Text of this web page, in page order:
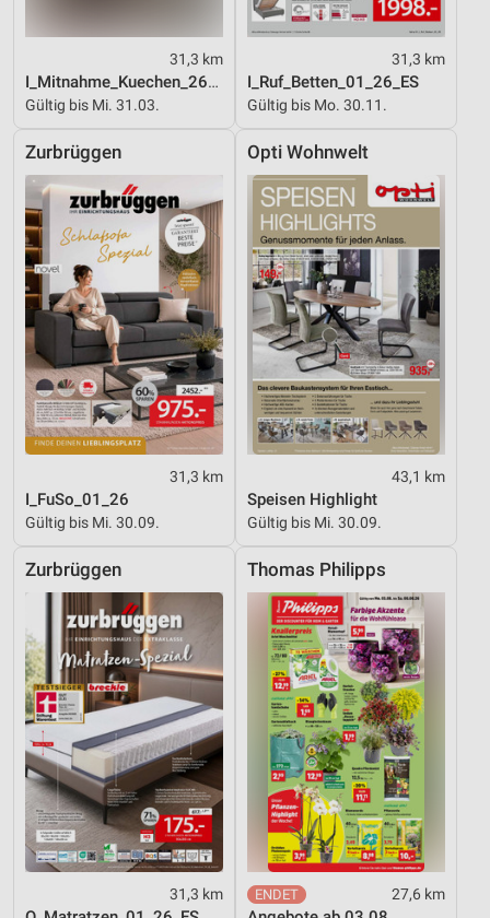
31,3 km
I_Mitnahme_Kuechen_26_ES
Gültig bis Mi. 31.03.
31,3 km
I_Ruf_Betten_01_26_ES
Gültig bis Mo. 30.11.
Zurbrüggen
31,3 km
I_FuSo_01_26
Gültig bis Mi. 30.09.
Opti Wohnwelt
43,1 km
Speisen Highlight
Gültig bis Mi. 30.09.
Zurbrüggen
31,3 km
Thomas Philipps
27,6 km